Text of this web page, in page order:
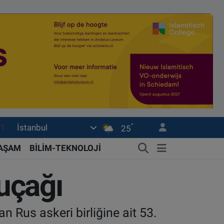
İstanbul 25°
BİLİM-TEKNOLOJİ
Rus askeri birliğine ait 53.